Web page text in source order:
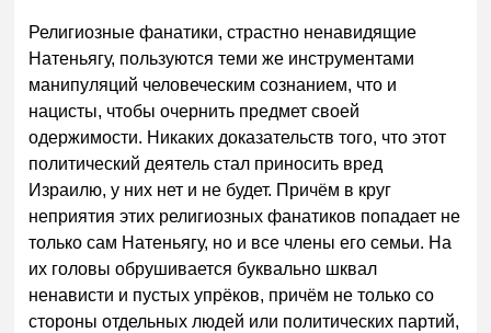
Религиозные фанатики, страстно ненавидящие
Натеньягу, пользуются теми же инструментами
манипуляций человеческим сознанием, что и
нацисты, чтобы очернить предмет своей
одержимости. Никаких доказательств того, что этот
политический деятель стал приносить вред
Израилю, у них нет и не будет. Причём в круг
неприятия этих религиозных фанатиков попадает не
только сам Натеньягу, но и все члены его семьи. На
их головы обрушивается буквально шквал
ненависти и пустых упрёков, причём не только со
стороны отдельных людей или политических партий,